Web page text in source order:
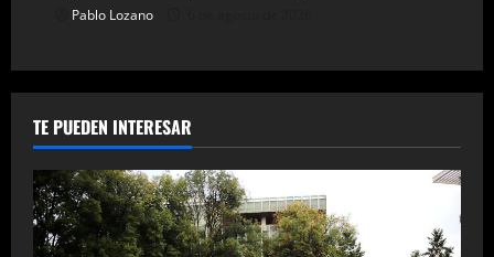
Pablo Lozano
TE PUEDEN INTERESAR